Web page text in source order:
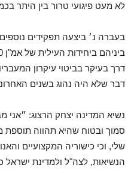
לא מעט פיגועי טרור בין היתר
בעברה נ׳ ביצעה תפקידים
דרך בעיקר בביטוי עיקרון
דבר שלא היה נהוג בשנים
נשיא המדינה יצחק הרצוג: ״אני
סמוך ובטוח שהיא תהווה תוספת
שלי, וכי כישוריה המקצועיים
הנשיאות, לצה"ל ולמדינת ישראל